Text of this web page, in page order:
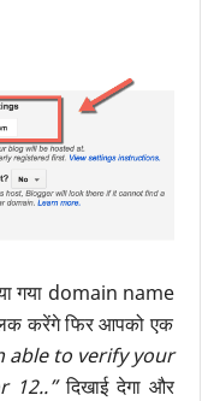
गया domain name
करेंगे फिर आपको एक
able to verify your
12..”दिखाई देगा और